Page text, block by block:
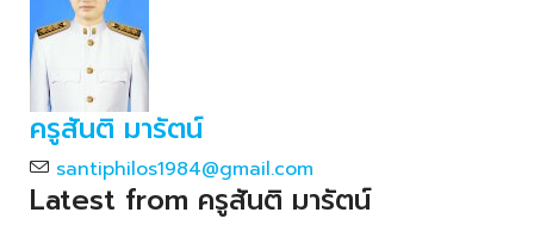
ครูสันติ มารัตน์
santiphilos1984@gmail.com
Latest from ครูสันติ มารัตน์